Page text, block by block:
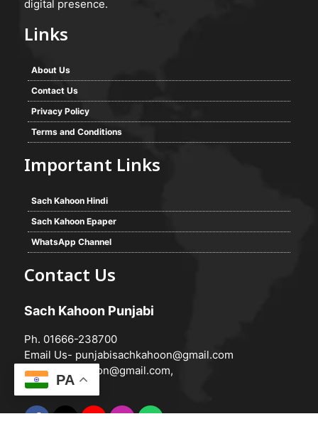
digital presence.
Links
About Us
Contact Us
Privacy Policy
Terms and Conditions
Important Links
Sach Kahoon Hindi
Sach Kahoon Epaper
WhatsApp Channel
Contact Us
Sach Kahoon Punjabi
Ph. 01666-238700
Email Us- punjabisachkahoon@gmail.com
hindisachkahoon@gmail.com,
PA